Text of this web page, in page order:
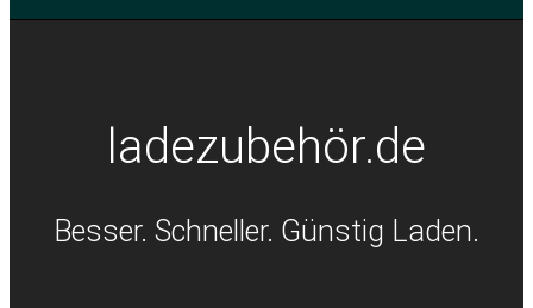
ladezubehör.de
Besser. Schneller. Günstig Laden.